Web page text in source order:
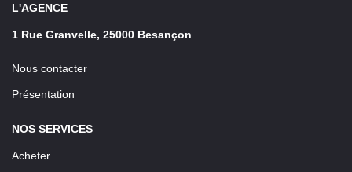
L'AGENCE
1 Rue Granvelle, 25000 Besançon
Nous contacter
Présentation
NOS SERVICES
Acheter